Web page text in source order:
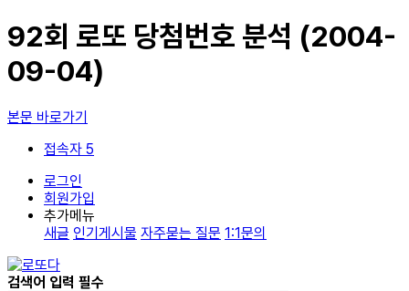
92회 로또 당첨번호 분석 (2004-
09-04)
본문 바로가기
접속자 5
로그인
회원가입
추가메뉴
새글 인기게시물 자주묻는 질문 1:1문의
검색어 입력 필수